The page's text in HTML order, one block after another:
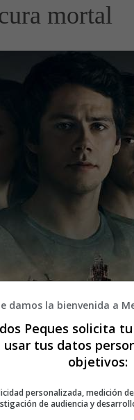
mortal
damos la bienvenida a
Peques solicita
usar tus datos
objetivos:
personalizada, medición
de audiencia y